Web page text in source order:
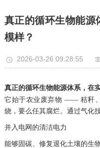
真正的循环生物能源
模样？
2026-03-26 09:28:55
真正的循环生物能源体系，在
它始于农业废弃物 —— 秸秆
烧，要么任其腐烂。通过气化
并入电网的清洁电力
能够固碳、修复退化土壤的生